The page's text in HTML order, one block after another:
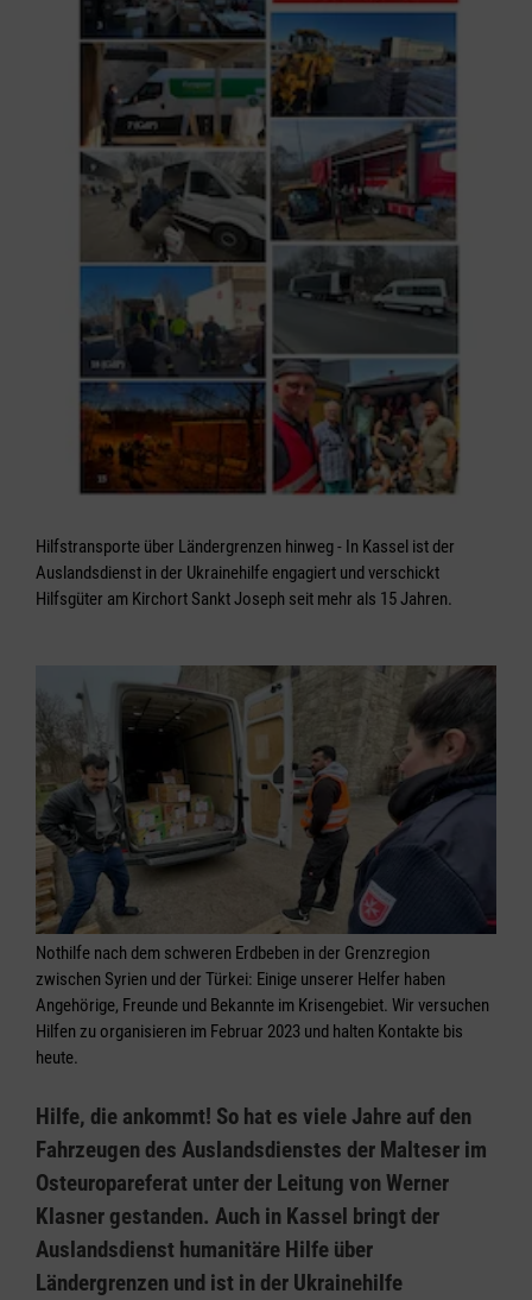
Hilfstransporte über Ländergrenzen hinweg - In Kassel ist der
Auslandsdienst in der Ukrainehilfe engagiert und verschickt
Hilfsgüter am Kirchort Sankt Joseph seit mehr als 15 Jahren.
Nothilfe nach dem schweren Erdbeben in der Grenzregion
zwischen Syrien und der Türkei: Einige unserer Helfer haben
Angehörige, Freunde und Bekannte im Krisengebiet. Wir versuchen
Hilfen zu organisieren im Februar 2023 und halten Kontakte bis
heute.
Hilfe, die ankommt! So hat es viele Jahre auf den
Fahrzeugen des Auslandsdienstes der Malteser im
Osteuropareferat unter der Leitung von Werner
Klasner gestanden. Auch in Kassel bringt der
Auslandsdienst humanitäre Hilfe über
Ländergrenzen und ist in der Ukrainehilfe